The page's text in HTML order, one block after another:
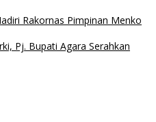
Rakornas Pimpinan Menko
Pj. Bupati Agara Serahkan